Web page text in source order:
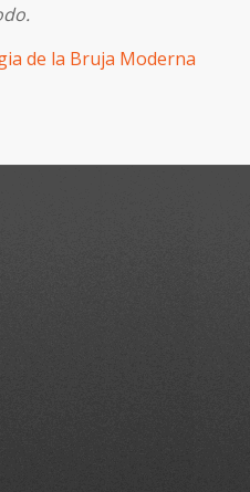
de la Bruja Moderna